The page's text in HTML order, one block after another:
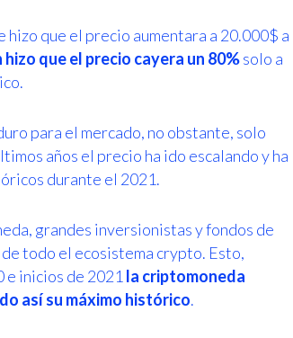
que el precio aumentara a 20.000$ a
que el precio cayera un 80%solo a
para el mercado, no obstante, solo
años el precio ha ido escalando y ha
durante el 2021.
grandes inversionistas y fondos de
todo el ecosistema crypto. Esto,
e inicios de 2021 la criptomoneda
así su máximo histórico.